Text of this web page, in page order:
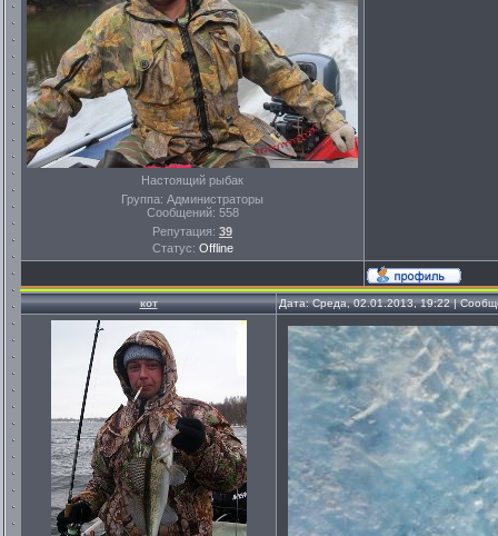
Настоящий рыбак
Группа: Администраторы
Сообщений: 558
Репутация: 39
Статус: Offline
кот Дата: Среда, 02.01.2013, 19:22 |